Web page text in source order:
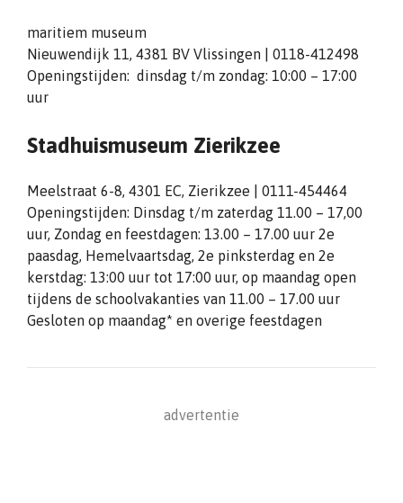
maritiem museum
Nieuwendijk 11, 4381 BV Vlissingen | 0118-412498
Openingstijden: dinsdag t/m zondag: 10:00 – 17:00
uur
Stadhuismuseum Zierikzee
Meelstraat 6-8, 4301 EC, Zierikzee | 0111-454464
Openingstijden: Dinsdag t/m zaterdag 11.00 – 17,00
uur, Zondag en feestdagen: 13.00 – 17.00 uur 2e
paasdag, Hemelvaartsdag, 2e pinksterdag en 2e
kerstdag: 13:00 uur tot 17:00 uur, op maandag open
tijdens de schoolvakanties van 11.00 – 17.00 uur
Gesloten op maandag* en overige feestdagen
advertentie